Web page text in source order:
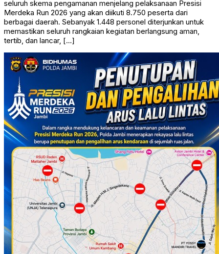
seluruh skema pengamanan menjelang pelaksanaan Presisi
Merdeka Run 2026 yang akan diikuti 8.750 peserta dari
berbagai daerah. Sebanyak 1.448 personel diterjunkan untuk
memastikan seluruh rangkaian kegiatan berlangsung aman,
tertib, dan lancar, […]